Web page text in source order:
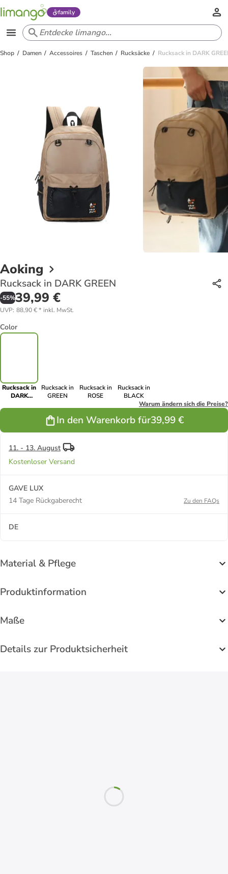
family
Shop Damen Accessoires Taschen Rucksäcke Rucksack in DARK
Aoking
Rucksack in DARK GREEN
-55%39,99 €
UVP: 88,90 €* inkl. MwSt.
Color
Rucksack in
DARK
Rucksack in
GREEN
Rucksack in
ROSE
Rucksack in
BLACK
Warum ändern sich die Preise?
In den Warenkorb für39,99 €
11. - 13. August
Kostenloser Versand
GAVE LUX
14 Tage Rückgaberecht
Zu den FAQs
DE
Material & Pflege
Produktinformation
Maße
Details zur Produktsicherheit